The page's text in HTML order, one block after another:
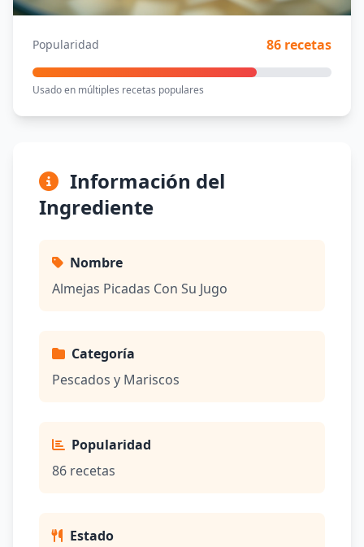
Popularidad 86 recetas
Usado en múltiples recetas populares
Información del
Ingrediente
Nombre
Almejas Picadas Con Su Jugo
Categoría
Pescados y Mariscos
Popularidad
86 recetas
Estado